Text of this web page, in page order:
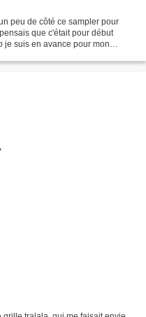
peu de côté ce sampler pour
que c'était pour début
je suis en avance pour mon